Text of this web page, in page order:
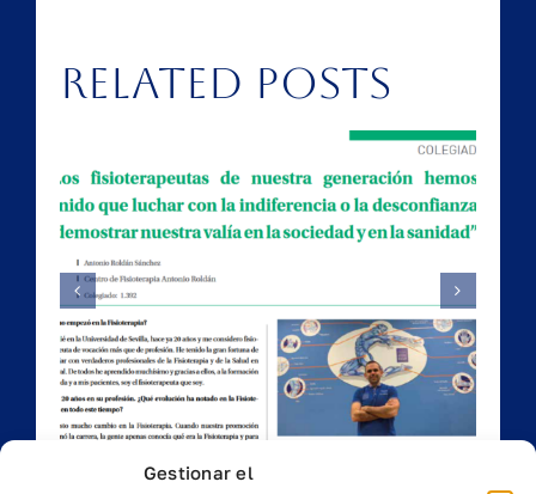
Gestionar el
Related Posts
Falsos Cólicos